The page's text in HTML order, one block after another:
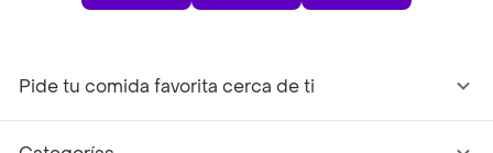
Pide tu comida favorita cerca de ti